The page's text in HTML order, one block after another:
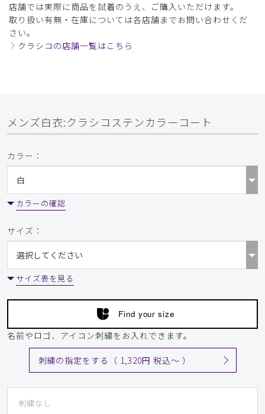
店舗では実際に商品を試着のうえ、ご購入いただけます。
取り扱い有無・在庫については各店舗までお問い合わせくだ
さい。
クラシコの店舗一覧はこちら
メンズ白衣:クラシコステンカラーコート
カラー：
カラーの確認
サイズ：
サイズ表を見る
Find your size
名前やロゴ、アイコン刺繍をお入れできます。
刺繍の指定をする（ 1,320円 税込〜 ）
刺繍なし